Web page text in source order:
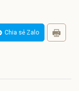
Chia sẻ Zalo